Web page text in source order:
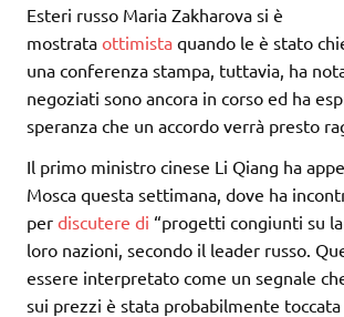
Esteri russo Maria Zakharova si è
mostrata ottimista quando le è stato
una conferenza stampa, tuttavia, ha
negoziati sono ancora in corso ed ha
speranza che un accordo verrà presto
Il primo ministro cinese Li Qiang ha
Mosca questa settimana, dove ha
per discutere di “progetti congiunti su
loro nazioni, secondo il leader russo.
essere interpretato come un segnale
sui prezzi è stata probabilmente